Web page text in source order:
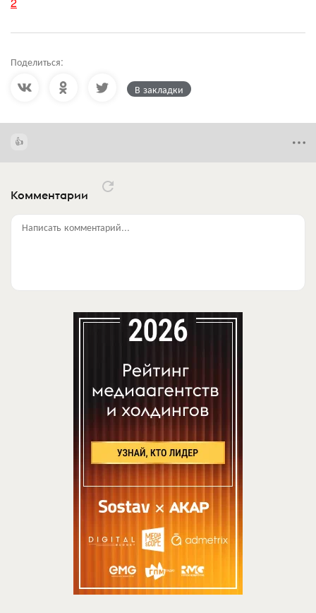
Поделиться:
В закладки
Комментарии
Написать комментарий...